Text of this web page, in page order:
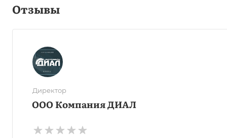
Отзывы
Директор
ООО Компания ДИАЛ